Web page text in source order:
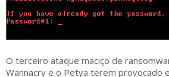
O terceiro ataque maciço de
Wannacry e o Petya terem provocado